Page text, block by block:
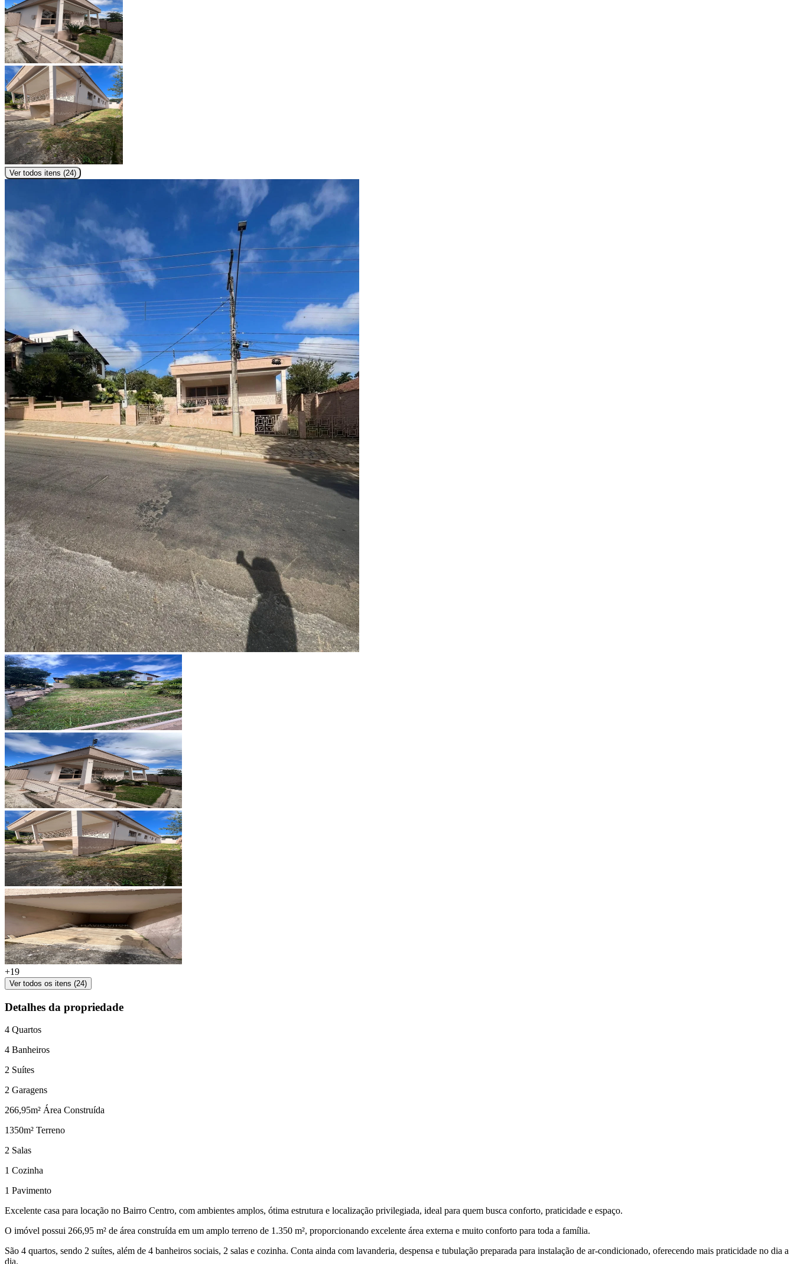
Ver todos itens (24)
+19
Ver todos os itens (24)
Detalhes da propriedade
4 Quartos
4 Banheiros
2 Suítes
2 Garagens
266,95m² Área Construída
1350m² Terreno
2 Salas
1 Cozinha
1 Pavimento
Excelente casa para locação no Bairro Centro, com ambientes amplos, ótima estrutura e localização privilegiada, ideal para quem busca conforto, praticidade e espaço.
O imóvel possui 266,95 m² de área construída em um amplo terreno de 1.350 m², proporcionando excelente área externa e muito conforto para toda a família.
São 4 quartos, sendo 2 suítes, além de 4 banheiros sociais, 2 salas e cozinha. Conta ainda com lavanderia, despensa e tubulação preparada para instalação de ar-condicionado, oferecendo mais praticidade no dia a
dia.